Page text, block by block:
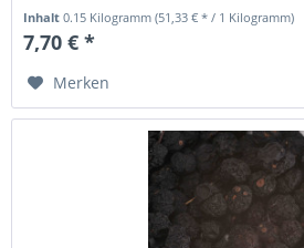
Inhalt0.15 Kilogramm(51,33 € * / 1 Kilogramm)
7,70 € *
Merken